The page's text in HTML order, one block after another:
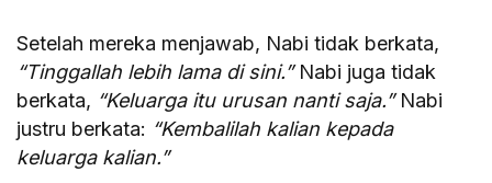
Setelah mereka menjawab, Nabi tidak berkata,
“Tinggallah lebih lama di sini.”Nabi juga tidak
berkata, “Keluarga itu urusan nanti saja.”Nabi
justru berkata: “Kembalilah kalian kepada
keluarga kalian.”